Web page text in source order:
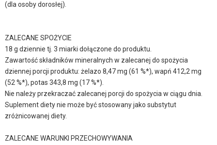
(dla osoby dorosłej).
ZALECANE SPOŻYCIE
18 g dziennie tj. 3 miarki dołączone do produktu.
Zawartość składników mineralnych w zalecanej do spożycia
dziennej porcji produktu: żelazo 8,47 mg (61 %*), wapń 412,2 mg
(52 %*), potas 343,8 mg (17 %*).
Nie należy przekraczać zalecanej porcji do spożycia w ciągu dnia.
Suplement diety nie może być stosowany jako substytut
zróżnicowanej diety.
ZALECANE WARUNKI PRZECHOWYWANIA